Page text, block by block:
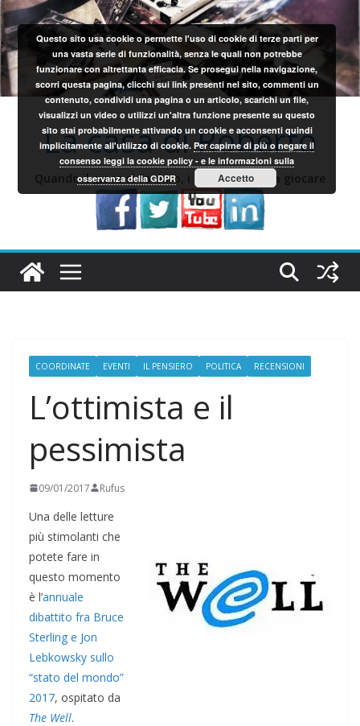
Salta
al
contenuto
La casa di Roberto
Quando il gioco si fa duro, i sardi iniziano a giocare
COORDINATE EVENTI IL PENSIERO POLITICA RECENSIONI
L’ottimista e il
pessimista
09/01/2017 Rufus
Una delle letture
più stimolanti che
potete fare in
questo momento
è l’annuale
dibattito fra Bruce
Sterling e Jon
Lebkowsky sullo
“stato del mondo”
2017, ospitato da
The Well.
Questo sito usa cookie o permette l'uso di cookie di terze parti per
una vasta serie di funzionalità, senza le quali non potrebbe
funzionare con altrettanta efficacia. Se prosegui nella navigazione,
scorri questa pagina, clicchi sui link presenti nel sito, commenti un
contenuto, condividi una pagina o un articolo, scarichi un file,
visualizzi un video o utilizzi un'altra funzione presente su questo
sito stai probabilmente attivando un cookie e acconsenti quindi
implicitamente all'utilizzo di cookie.Per capirne di più o negare il
consenso leggi la cookie policy - e le informazioni sulla
osservanza della GDPR
Accetto